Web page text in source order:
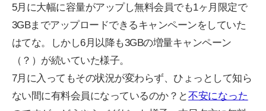
5月に大幅に容量がアップし無料会員でも1ヶ月限定で
3GBまでアップロードできるキャンペーンをしていた
はてな。しかし6月以降も3GBの増量キャンペーン
（？）が続いていた様子。
7月に入ってもその状況が変わらず、ひょっとして知ら
ない間に有料会員になっているのか？と不安になった